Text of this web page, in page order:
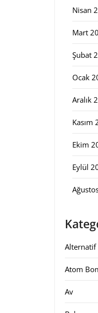
Nisan
Mart
Şubat
Ocak
Aralık
Kasım
Ekim
Eylül
Alternatif
Atom
Av